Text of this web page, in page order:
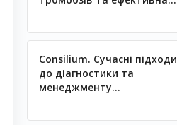
Consilium. Сучасні підходи
до діагностики та
менеджменту